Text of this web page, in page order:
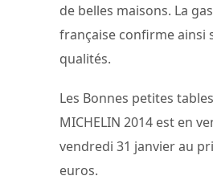
de belles maisons. La
française confirme ainsi
qualités.
Les Bonnes petites
MICHELIN 2014 est en
vendredi 31 janvier au
euros.